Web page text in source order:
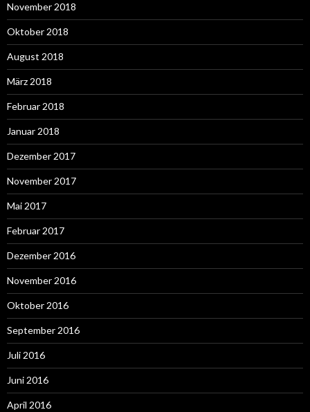
November 2018
Oktober 2018
August 2018
März 2018
Februar 2018
Januar 2018
Dezember 2017
November 2017
Mai 2017
Februar 2017
Dezember 2016
November 2016
Oktober 2016
September 2016
Juli 2016
Juni 2016
April 2016